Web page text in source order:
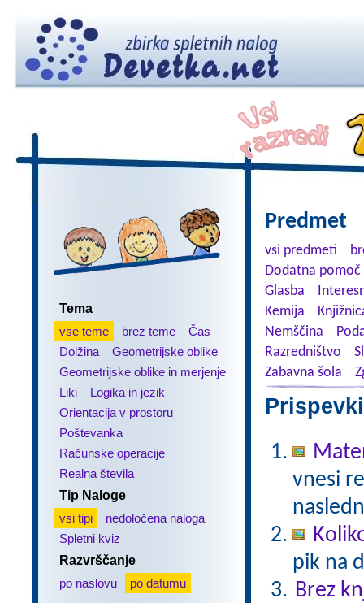
Tema
vse teme
brez teme
Čas
Dolžina
Geometrijske oblike
Geometrijske oblike in merjenje
Liki
Logika in jezik
Orientacija v prostoru
Poštevanka
Računske operacije
Realna števila
Tip Naloge
vsi tipi
nedoločena naloga
Spletni kviz
Razvrščanje
po naslovu
po datumu
Predmet
vsi predmeti
Dodatna
Glasba
Kemija
Nemščina
Razredništvo
Zabavna šola
vnesi
pik na
Brez